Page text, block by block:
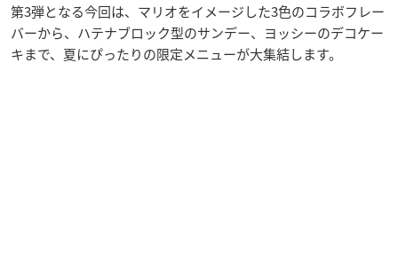
第3弾となる今回は、マリオをイメージした3色のコラボフレー
バーから、ハテナブロック型のサンデー、ヨッシーのデコケー
キまで、夏にぴったりの限定メニューが大集結します。